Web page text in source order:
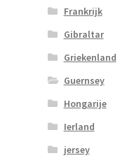
Frankrijk
Gibraltar
Griekenland
Guernsey
Hongarije
Ierland
jersey